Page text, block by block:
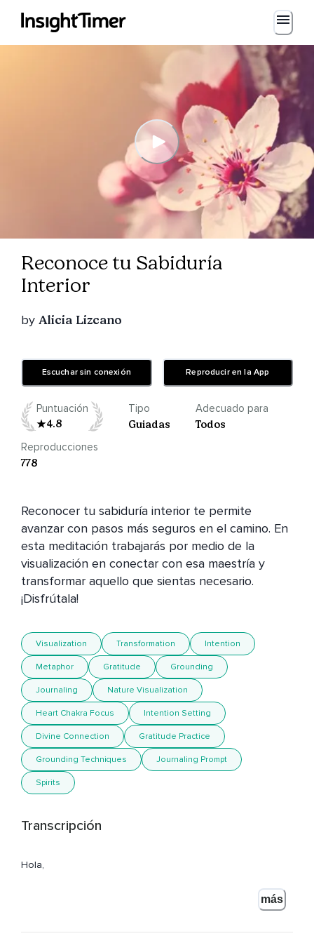
Reconoce tu Sabiduría
Interior
by Alicia Lizcano
Escuchar sin conexión Reproducir en la App
Puntuación
4.8
Tipo
Guiadas
Adecuado para
Todos
Reproducciones
778
Reconocer tu sabiduría interior te permite
avanzar con pasos más seguros en el camino. En
esta meditación trabajarás por medio de la
visualización en conectar con esa maestría y
transformar aquello que sientas necesario.
¡Disfrútala!
Visualization Transformation Intention
Metaphor Gratitude Grounding
Journaling Nature Visualization
Heart Chakra Focus Intention Setting
Divine Connection Gratitude Practice
Grounding Techniques Journaling Prompt
Spirits
Transcripción
Hola,
Espero que estés muy bien y hoy te quiero invitar a que
más